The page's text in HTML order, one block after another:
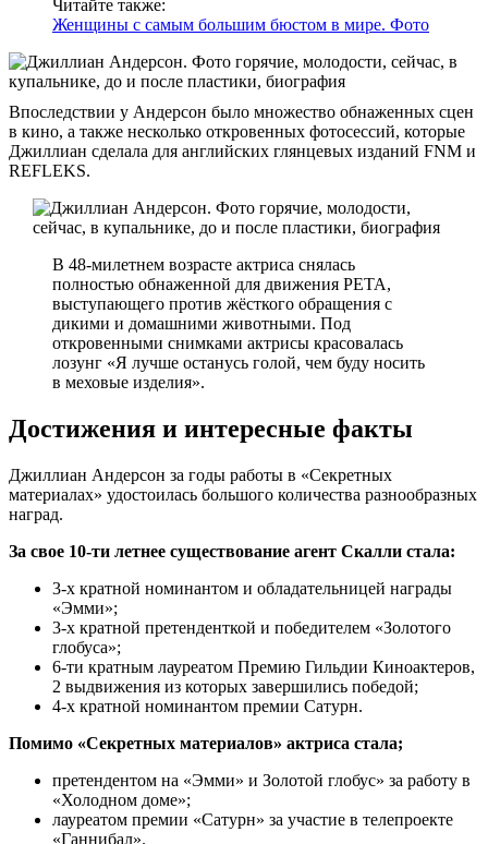
Читайте также:
Женщины с самым большим бюстом в мире. Фото
Впоследствии у Андерсон было множество обнаженных сцен
в кино, а также несколько откровенных фотосессий, которые
Джиллиан сделала для английских глянцевых изданий FNM и
REFLEKS.
В 48-милетнем возрасте актриса снялась
полностью обнаженной для движения PETA,
выступающего против жёсткого обращения с
дикими и домашними животными. Под
откровенными снимками актрисы красовалась
лозунг «Я лучше останусь голой, чем буду носить
в меховые изделия».
Достижения и интересные факты
Джиллиан Андерсон за годы работы в «Секретных
материалах» удостоилась большого количества разнообразных
наград.
За свое 10-ти летнее существование агент Скалли стала:
3-х кратной номинантом и обладательницей награды
«Эмми»;
3-х кратной претенденткой и победителем «Золотого
глобуса»;
6-ти кратным лауреатом Премию Гильдии Киноактеров,
2 выдвижения из которых завершились победой;
4-х кратной номинантом премии Сатурн.
Помимо «Секретных материалов» актриса стала;
претендентом на «Эмми» и Золотой глобус» за работу в
«Холодном доме»;
лауреатом премии «Сатурн» за участие в телепроекте
«Ганнибал».